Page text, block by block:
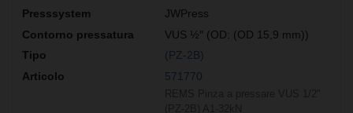
JWPress
VUS ½″ (OD: (OD 15,9 mm))
(PZ-2B)
571770